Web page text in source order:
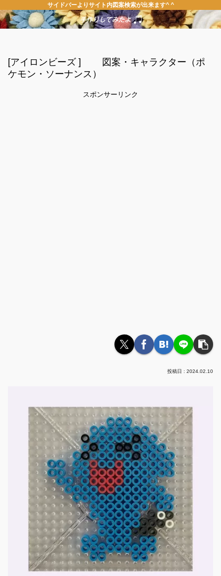
サイドバーよりサイト内図案検索が出来ます^ ^
[アイロンビーズ ] 図案・キャラクター（ポ
ケモン・ソーナンス）
スポンサーリンク
2024.02.10